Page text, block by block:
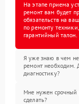
На этапе приема
ремонт вам будет
обязательств на
по ремонту
гарантийный талон.
Я уже знаю в чем
ремонт необходим.
диагностику?
Мне нужен срочный
сделать?